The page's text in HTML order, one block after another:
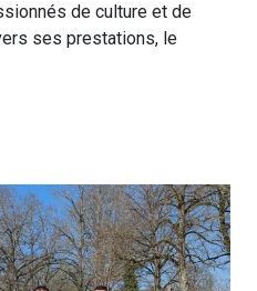
de culture et de
ses prestations, le